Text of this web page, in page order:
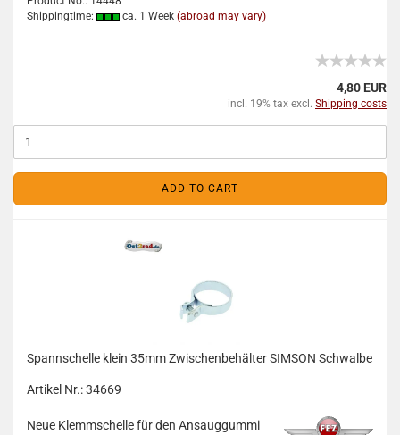
Shippingtime:
ca. 1 Week (abroad may vary)
4,80 EUR
incl. 19% tax excl. Shipping costs
ADD TO CART
Spannschelle klein 35mm Zwischenbehälter SIMSON Schwalbe
Artikel Nr.: 34669
Neue Klemmschelle für den Ansauggummi